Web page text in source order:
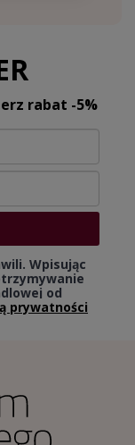
rabat -5%
Wpisując
od
prywatności